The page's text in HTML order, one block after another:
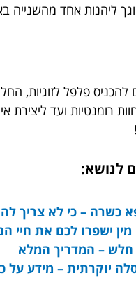
ליהנות אחד מהשנייה
פלפל לזוגיות, החל
רומנטיות ועד ליצירת
לנושא:
כשרה – כי לא צריך
מין ישפרו לכם את חיי
חלש – המדריך המלא
יוקרתית – מידע על